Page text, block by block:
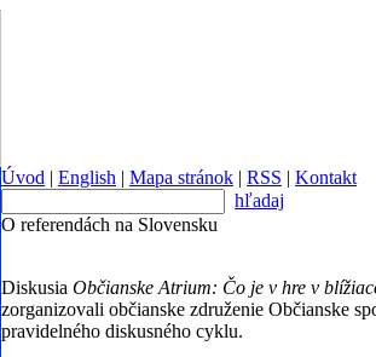
Úvod | English | Mapa stránok | RSS | Kontakt
hľadaj
O referendách na Slovensku
Diskusia Občianske Atrium: Čo je v hre v
zorganizovali občianske združenie Občianske
pravidelného diskusného cyklu.